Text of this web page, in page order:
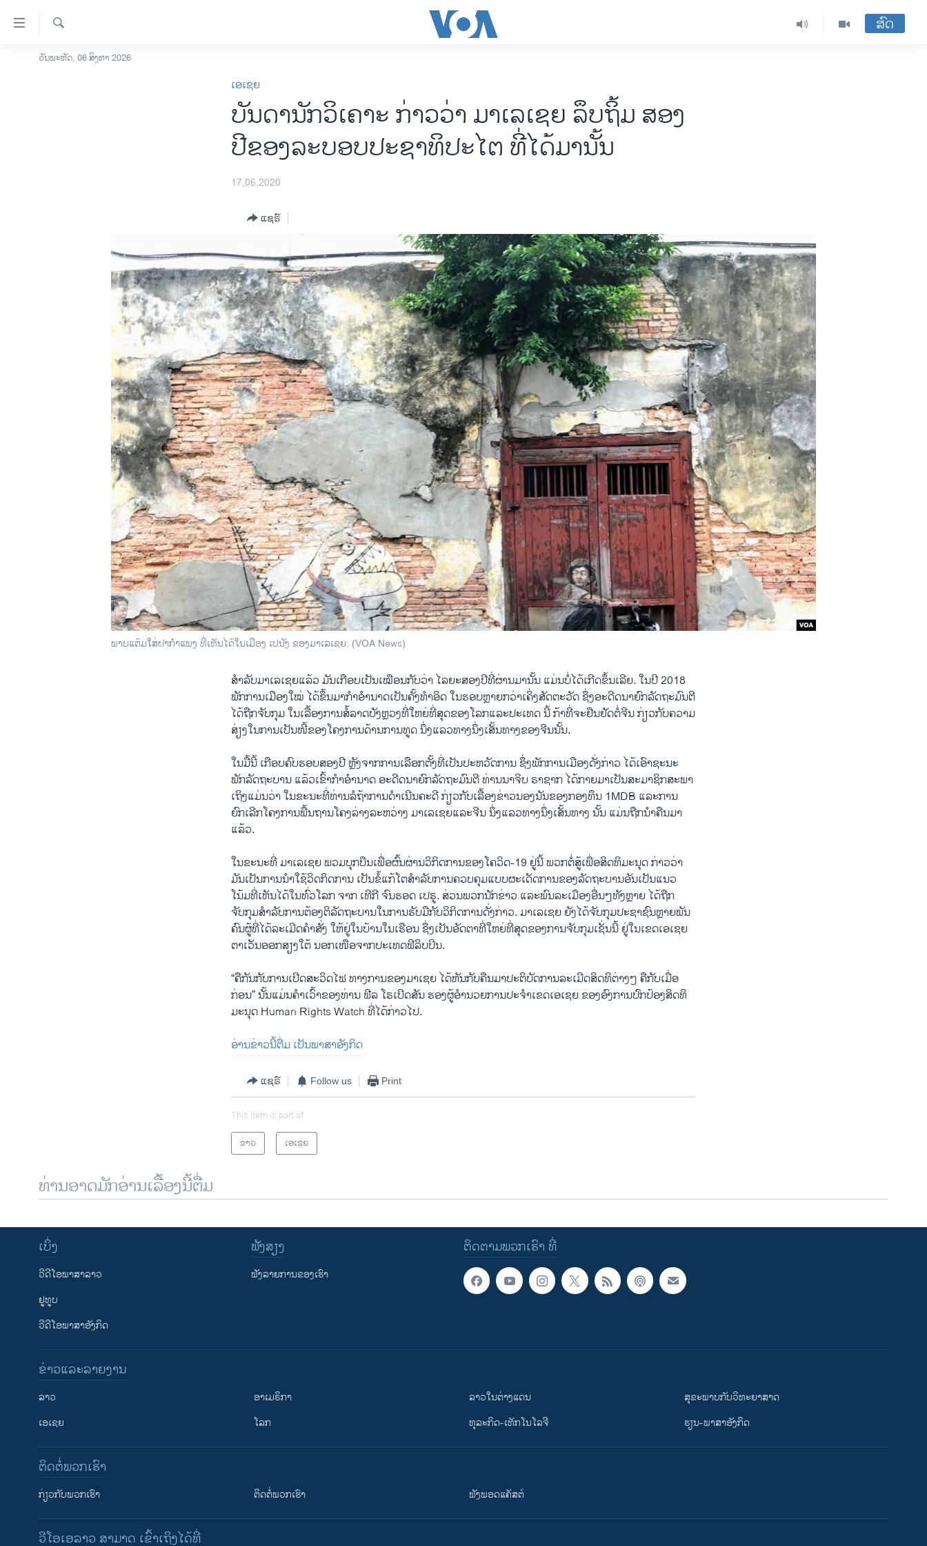
ລິ້ງ
ສຳຫລັບ
ໂຮມເພຈ
ອິດສະຫຼະພາບດ້ານການຂ່າວ
ວິທະຍາສາດ-ເທັກໂນໂລຈີ
ຄົ້ນຫາ
ສົດ
ວັນພະຫັດ, 06 ສິງຫາ 2026
ເອເຊຍ
ບັນດານັກວິເຄາະ ກ່າວວ່າ ມາເລເຊຍ ລຶບຖິ້ມ ສອງ
ປີຂອງລະບອບປະຊາທິປະໄຕ ທີ່ໄດ້ມານັ້ນ
17,06,2020
ແຊຣ໌
ພາບແຕ້ມໃສ່ຝາກຳແພງ ທີ່ເຫັນໄດ້ໃນເມືອງ ເປນັງ ຂອງມາເລເຊຍ. (VOA News)
ສຳລັບມາເລເຊຍແລ້ວ ມັນເກືອບເປັນເໝືອນກັບວ່າ ໄລຍະສອງປີທີ່ຜ່ານມານັ້ນ ແມ່ນບໍ່ໄດ້ເກີດຂຶ້ນເລີຍ. ໃນປີ 2018
ພັກການເມືອງໃໝ່ ໄດ້ຂຶ້ນມາກຳອຳນາດເປັນຄັ້ງທຳອິດ ໃນຮອບຫຼາຍກວ່າເຄິ່ງສັດຕະວັດ ຊຶ່ງອະດີດນາຍົກລັດຖະມົນຕີ
ໄດ້ຖືກຈັບກຸມ ໃນເລື້ອງການສໍ້ລາດບັງຫຼວງທີ່ໃຫຍ່ທີ່ສຸດຂອງໂລກແລະປະເທດ ນີ້ ກ້າທີ່ຈະຢືນຢັດຕໍ່ຈີນ ກ່ຽວກັບຄວາມ
ສ່ຽງໃນການເປັນໜີ້ຂອງໂຄງການດ້ານການທູດ ນຶ່ງແລວທາງນຶ່ງເສັ້ນທາງຂອງຈີນນັ້ນ.
ໃນມື້ນີ້ ເກືອບຄົບຮອບສອງປີ ຫຼັງຈາກການເລືອກຕັ້ງທີ່ເປັນປະຫວັດການ ຊຶ່ງພັກການເມືອງດັ່ງກ່າວ ໄດ້ເອົາຊະນະ
ພັກລັດຖະບານ ແລ້ວເຂົ້າກຳອຳນາດ ອະດີດນາຍົກລັດຖະມົນຕີ ທ່ານນາຈິບ ຣາຊາກ ໄດ້ກາຍມາເປັນສະມາຊິກສະພາ
ເຖິງແມ່ນວ່າ ໃນຂະນະທີ່ທ່ານລໍຖ້າການດຳເນີນຄະດີ ກ່ຽວກັບເລື້ອງຂ່າວນອງນັນຂອງກອງທຶນ 1MDB ແລະການ
ຍົກເລີກໂຄງການພື້ນຖານໂຄງລ່າງລະຫວ່າງ ມາເລເຊຍແລະຈີນ ນຶ່ງແລວທາງນຶ່ງເສັ້ນທາງ ນັ້ນ ແມ່ນຖືກນຳຄືນມາ
ແລ້ວ.
ໃນຂະນະທີ່ ມາເລເຊຍ ພວມບຸກບືນເພື່ອຜົ້ນຜ່ານວິກິດການຂອງໂຄວິດ-19 ຢູ່ນີ້ ພວກຕໍ່ສູ້ເພື່ອສິດທິມະນຸດ ກ່າວວ່າ
ມັນເປັນການນຳໃຊ້ວິດກິດການ ເປັນຂໍ້ແກ້ໂຕສຳລັບການຄວບຄຸມແບບຜະເດັດການຂອງລັດຖະບານອັນເປັນແນວ
ໂນ້ມທີ່ເຫັນໄດ້ໃນທົ່ວໂລກ ຈາກ ເທີກີ ຈົນຮອດ ເປຣູ. ສ່ວນພວກນັກຂ່າວ ແລະພົນລະເມືອງອື່ນໆທັງຫຼາຍ ໄດ້ຖືກ
ຈັບກຸມສຳລັບການຕ້ອງຕິລັດຖະບານໃນການຮັບມືກັບວິກິດການດັ່ງກ່າວ. ມາເລເຊຍ ຍັງໄດ້ຈັບກຸມປະຊາຊົນຫຼາຍພັນ
ຄົນຜູ້ທີ່ໄດ້ລະເມີດຄຳສັ່ງ ໃຫ້ຢູ່ໃນບ້ານໃນເຮືອນ ຊຶ່ງເປັນອັດຕາທີ່ໃຫຍ່ທີ່ສຸດຂອງການຈັບກຸມເຊັ່ນນີ້ ຢູ່ໃນເຂດເອເຊຍ
ຕາເວັນອອກສຽງໃຕ້ ນອກເໜືອຈາກປະເທດຟີລິບປິນ.
“ຄືກັນກັບການເປີດສະວິດໄຟ ທາງການຂອງມາເຊຍ ໄດ້ຫັນກັບຄືນມາປະຕິບັດການລະເມີດສິດທິຕ່າງໆ ຄືກັບເມື່ອ
ກ່ອນ” ນັ້ນແມ່ນຄຳເວົ້າຂອງທ່ານ ຟີລ ໂຣເບີດສັນ ຮອງຜູ້ອຳນວຍການປະຈຳເຂດເອເຊຍ ຂອງອົງການປົກປ້ອງສິດທິ
ມະນຸດ Human Rights Watch ທີ່ໄດ້ກ່າວໄປ.
ອ່ານຂ່າວນີ້ຕື່ມ ເປັນພາສາອັງກິດ
ແຊຣ໌ Follow us Print
This item is part of
ຂ່າວ
ເອເຊຍ
ທ່ານອາດມັກອ່ານເລື້ອງນີ້ຕື່ມ
ຕິດຕາມພວກເຮົາ ທີ່
ເບິ່ງ
ວີດີໂອພາສາລາວ
ຢູທູບ
ວີດີໂອພາສາອັງກິດ
ຟັງສຽງ
ຟັງລາຍການຂອງເຮົາ
ຂ່າວແລະລາຍງານ
ລາວ
ເອເຊຍ
ອາເມຣິກາ
ໂລກ
ລາວໃນຕ່າງແດນ
ທຸລະກິດ-ເທັກໂນໂລຈີ
ສຸຂະພາບກັບວິທະຍາສາດ
ຮຽນ-ພາສາອັງກິດ
ຕິດຕໍ່ພວກເຮົາ
ກ່ຽວກັບພວກເຮົາ ຕິດຕໍ່ພວກເຮົາ ຟັງພອດແຄັສຕ໌
ວີໂອເອລາວ ສາມາດ ເຂົ້າເຖິງໄດ້ທີ່